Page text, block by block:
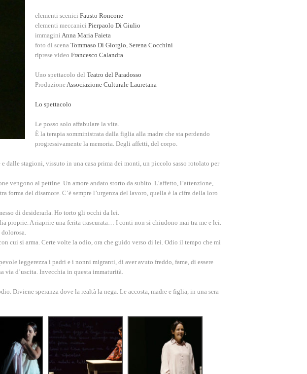
elementi scenici Fausto Roncone
elementi meccanici Pierpaolo Di Giulio
immagini Anna Maria Faieta
foto di scena Tommaso Di Giorgio, Serena Cocchini
riprese video Francesco Calandra
Uno spettacolo del Teatro del Paradosso
ProduzioneAssociazione Culturale Lauretana
Lo spettacolo
Le posso solo affabulare la vita.
È la terapia somministrata dalla figlia alla madre che sta perdendo
progressivamente la memoria. Degli affetti, del corpo.
dalle stagioni, vissuto in una casa prima dei monti, un piccolo sasso rotolato per
vengono al pettine. Un amore andato storto da subito. L’affetto, l’attenzione,
forma del disamore. C’è sempre l’urgenza del lavoro, quella è la cifra della loro
di desiderarla. Ho torto gli occhi da lei.
proprie. A riaprire una ferita trascurata… I conti non si chiudono mai tra me e lei.
dolorosa.
cui si arma. Certe volte la odio, ora che guido verso di lei. Odio il tempo che mi
leggerezza i padri e i nonni migranti, di aver avuto freddo, fame, di essere
via d’uscita. Invecchia in questa immaturità.
Diviene speranza dove la realtà la nega. Le accosta, madre e figlia, in una sera